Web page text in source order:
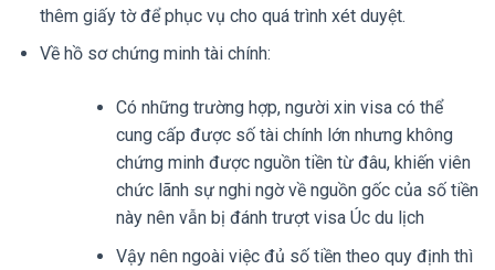
thêm giấy tờ để phục vụ cho quá trình xét duyệt.
Về hồ sơ chứng minh tài chính:
Có những trường hợp, người xin visa có thể
cung cấp được số tài chính lớn nhưng không
chứng minh được nguồn tiền từ đâu, khiến viên
chức lãnh sự nghi ngờ về nguồn gốc của số tiền
này nên vẫn bị đánh trượt visa Úc du lịch
Vậy nên ngoài việc đủ số tiền theo quy định thì